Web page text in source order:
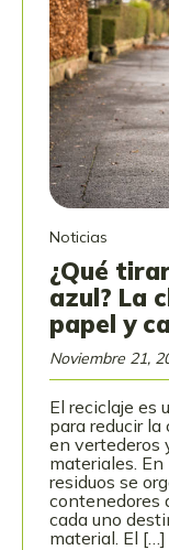
Noticias
¿Qué
azul? La
papel y
Noviembre 21,
El reciclaje es
para reducir
en vertederos
materiales.
residuos se
contenedores
cada uno
material. El […]